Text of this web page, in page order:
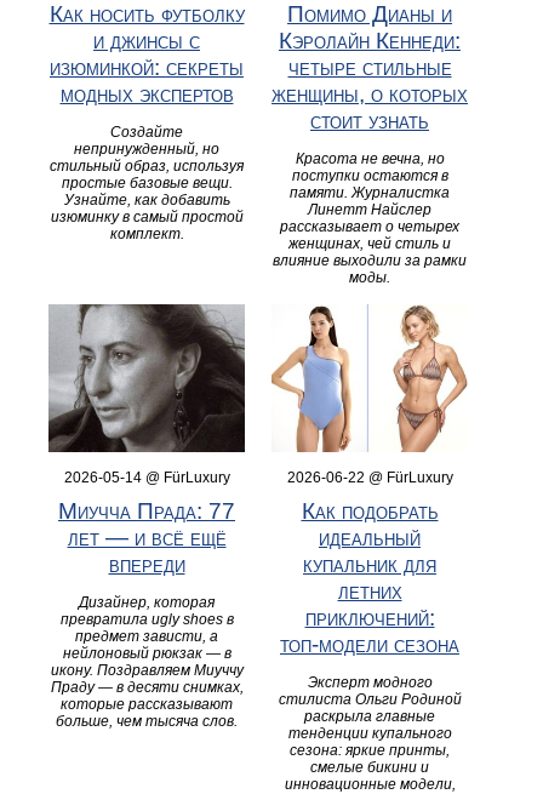
Как носить футболку
и джинсы с
изюминкой: секреты
модных экспертов
Создайте
непринужденный, но
стильный образ, используя
простые базовые вещи.
Узнайте, как добавить
изюминку в самый простой
комплект.
Помимо Дианы и
Кэролайн Кеннеди:
четыре стильные
женщины, о которых
стоит узнать
Красота не вечна, но
поступки остаются в
памяти. Журналистка
Линетт Найслер
рассказывает о четырех
женщинах, чей стиль и
влияние выходили за рамки
моды.
2026-05-14 @ FürLuxury
Миучча Прада: 77
лет — и всё ещё
впереди
Дизайнер, которая
превратила ugly shoes в
предмет зависти, а
нейлоновый рюкзак — в
икону. Поздравляем Миуччу
Праду — в десяти снимках,
которые рассказывают
больше, чем тысяча слов.
2026-06-22 @ FürLuxury
Как подобрать
идеальный
купальник для
летних
приключений:
топ‑модели сезона
Эксперт модного
стилиста Ольги Родиной
раскрыла главные
тенденции купального
сезона: яркие принты,
смелые бикини и
инновационные модели,